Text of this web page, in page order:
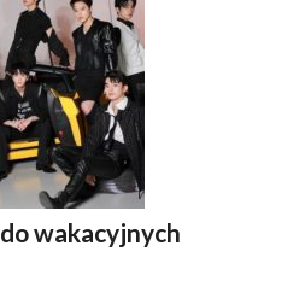
wakacyjnych